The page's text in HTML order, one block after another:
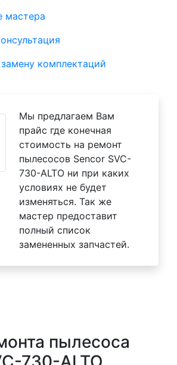
мастера
комплектаций
Мы предлагаем Вам
прайс где конечная
стоимость на ремонт
пылесосов Sencor SVC-
730-ALTO ни при каких
условиях не будет
изменяться. Так же
мастер предоставит
полный список
замененных запчастей.
пылесоса